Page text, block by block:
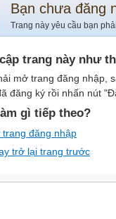
Bạn chưa đăng
Trang này yêu cầu bạn
trang này như
mở trang đăng nhập,
đăng ký rồi nhấn nút
gì tiếp theo?
trang đăng nhập
trở lại trang trước